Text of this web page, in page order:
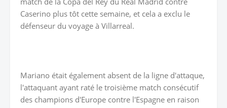
Caserino plus tôt cette semaine, et cela a exclu le
défenseur du voyage à Villarreal.
Mariano était également absent de la ligne d'attaque,
l'attaquant ayant raté le troisième match consécutif
des champions d'Europe contre l'Espagne en raison